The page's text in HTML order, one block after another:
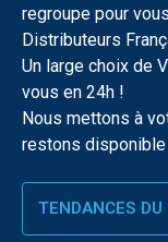
regroupe pour
Distributeurs
Un large choix de
vous en 24h !
Nous mettons à
restons
TENDANCES